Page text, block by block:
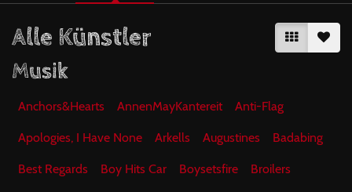
Alle Künstler
Musik
Anchors&Hearts AnnenMayKantereit Anti-Flag
Apologies, I Have None Arkells Augustines Badabing
Best Regards Boy Hits Car Boysetsfire Broilers